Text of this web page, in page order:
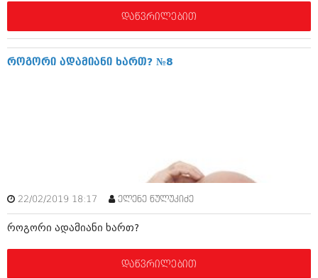
ნოემბერი 2017 (212)
აგვისტო 2017 (212)
დეკემბერი 2016 (207)
ნოემბერი 2016 (207)
ოქტომბერი 2016 (257)
სექტემბერი 2016 (224)
აგვისტო 2016 (258)
მაისი 2016 (261)
დაწვრილებით
როგორი ადამიანი ხართ? №8
22/02/2019 18:17 ელენე წულუკიძე
როგორი ადამიანი ხართ?
დაწვრილებით